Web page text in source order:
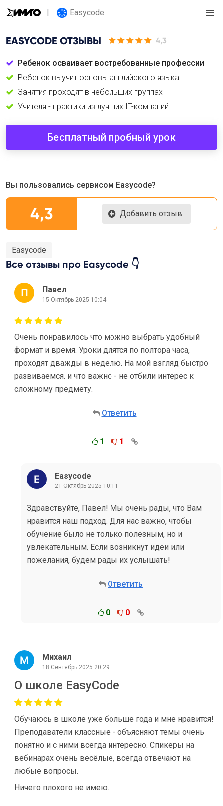
Easycode
EASYCODE ОТЗЫВЫ 4,3
Ребенок осваивает востребованные профессии
Ребенок выучит основы английского языка
Занятия проходят в небольших группах
Учителя - практики из лучших IT-компаний
Бесплатный пробный урок
Вы пользовались сервисом Easycode?
4,3 Добавить отзыв
Easycode
Все отзывы про Easycode 👇
Павел
15 Октябрь 2025 10:04
Очень понравилось что можно выбрать удобный
формат и время. Уроки длятся по полтора часа,
проходят дважды в неделю. На мой взгляд быстро
развиваемся. и что важно - не отбили интерес к
сложному предмету.
Ответить
1 1
Easycode
21 Октябрь 2025 10:11
Здравствуйте, Павел! Мы очень рады, что Вам
нравится наш подход. Для нас важно, чтобы
обучение было не только полезным, но и
увлекательным. Если возникнут идеи или
пожелания, будем рады их услышать!
Ответить
0 0
Михаил
18 Сентябрь 2025 20:29
О школе EasyCode
Обучаюсь в школе уже больше года и мне нравится!
Преподаватели классные - объясняют темы очень
понятно и с ними всегда интересно. Спикеры на
вебинарах очень весёлые, всегда отвечают на
любые вопросы.
Ничего плохого не имею.